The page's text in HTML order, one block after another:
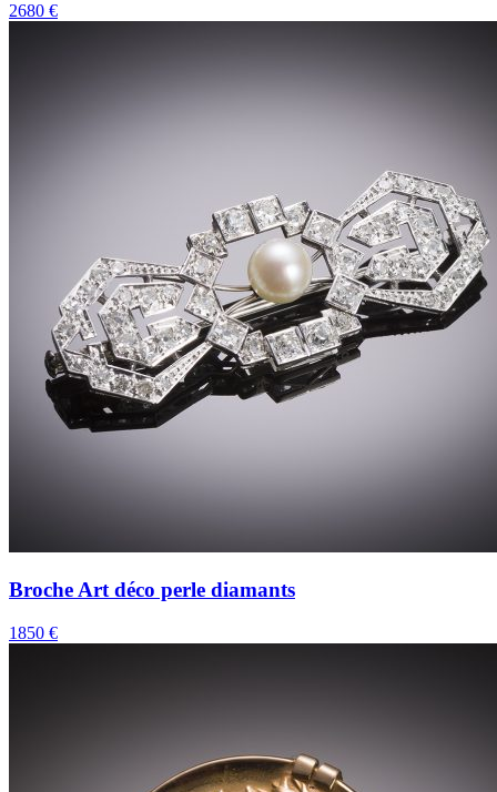
2680 €
Broche Art déco perle diamants
1850 €